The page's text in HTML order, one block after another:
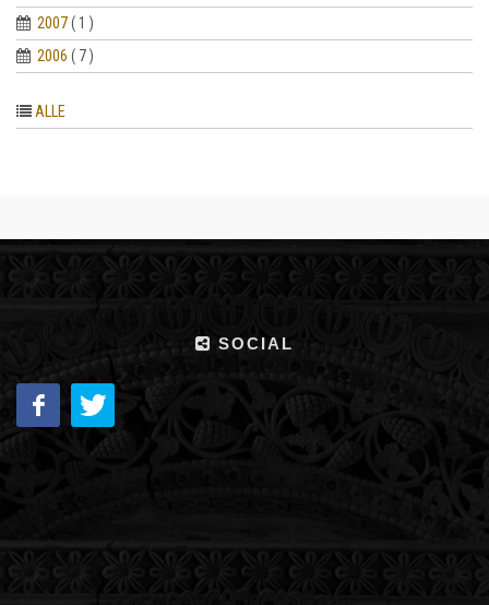
2007( 1 )
2006 ( 7 )
ALLE
SOCIAL